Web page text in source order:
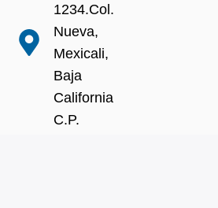
1234.Col.
Nueva,
Mexicali,
Baja
California
C.P.